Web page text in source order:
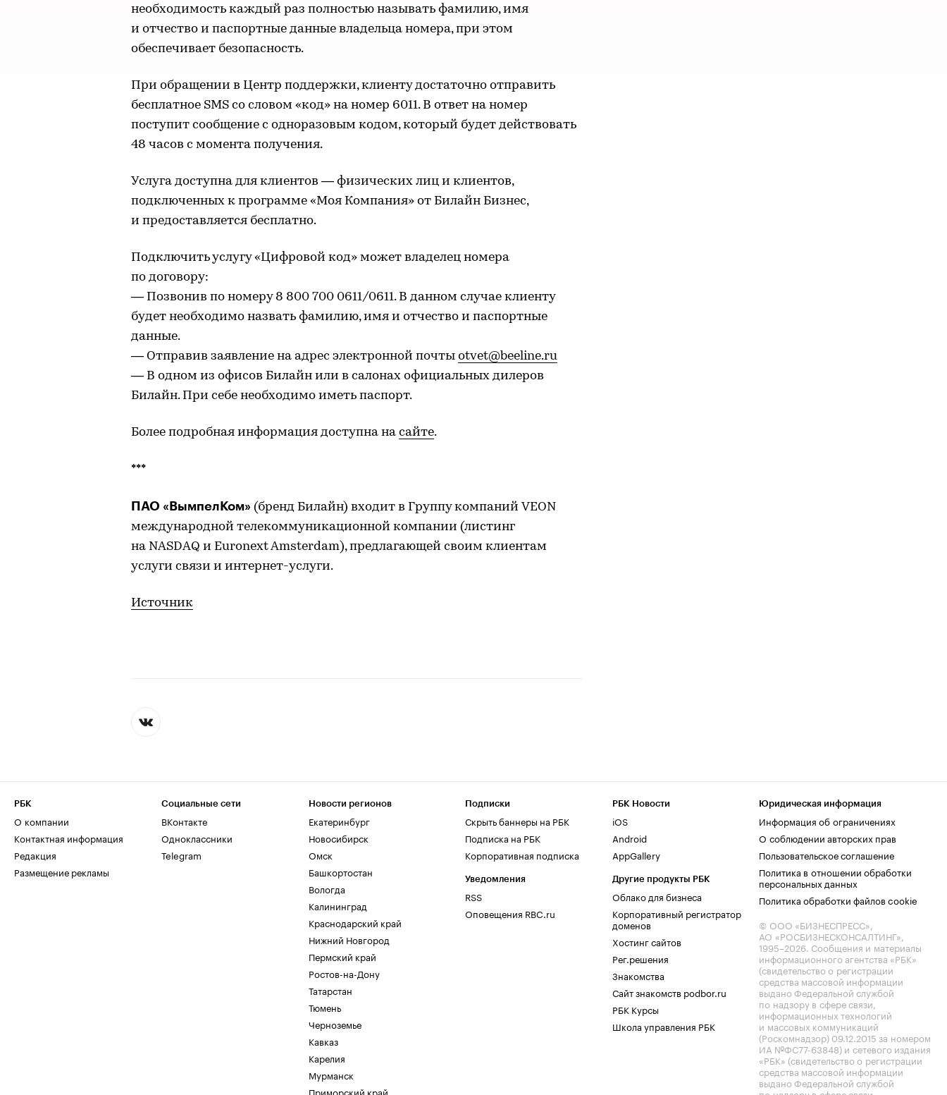
необходимость каждый раз полностью называть фамилию, имя
и отчество и паспортные данные владельца номера, при этом
обеспечивает безопасность.
При обращении в Центр поддержки, клиенту достаточно отправить
бесплатное SMS со словом «код» на номер 6011. В ответ на номер
поступит сообщение с одноразовым кодом, который будет действовать
48 часов с момента получения.
Услуга доступна для клиентов — физических лиц и клиентов,
подключенных к программе «Моя Компания» от Билайн Бизнес,
и предоставляется бесплатно.
Подключить услугу «Цифровой код» может владелец номера
по договору:
— Позвонив по номеру 8 800 700 0611/0611. В данном случае клиенту
будет необходимо назвать фамилию, имя и отчество и паспортные
данные.
— Отправив заявление на адрес электронной почты otvet@beeline.ru
— В одном из офисов Билайн или в салонах официальных дилеров
Билайн. При себе необходимо иметь паспорт.
Более подробная информация доступна на сайте.
***
ПАО «ВымпелКом» (бренд Билайн) входит в Группу компаний VEON
международной телекоммуникационной компании (листинг
на NASDAQ и Euronext Amsterdam), предлагающей своим клиентам
услуги связи и интернет-услуги.
Источник
РБК
О компании
Контактная информация
Редакция
Размещение рекламы
Социальные сети
ВКонтакте
Одноклассники
Telegram
Новости регионов
Екатеринбург
Новосибирск
Омск
Башкортостан
Вологда
Калининград
Краснодарский край
Нижний Новгород
Пермский край
Ростов-на-Дону
Татарстан
Тюмень
Черноземье
Кавказ
Карелия
Мурманск
Приморский край
Подписки
Скрыть баннеры на РБК
Подписка на РБК
Корпоративная подписка
Уведомления
RSS
Оповещения RBC.ru
РБК Новости
iOS
Android
AppGallery
Другие продукты РБК
Облако для бизнеса
Корпоративный регистратор
доменов
Хостинг сайтов
Рег.решения
Знакомства
Сайт знакомств podbor.ru
РБК Курсы
Школа управления РБК
Юридическая информация
Информация об ограничениях
О соблюдении авторских прав
Пользовательское соглашение
Политика в отношении обработки
персональных данных
Политика обработки файлов cookie
© ООО «БИЗНЕСПРЕСС»,
АО «РОСБИЗНЕСКОНСАЛТИНГ»,
1995–2026. Сообщения и материалы
информационного агентства «РБК»
(свидетельство о регистрации
средства массовой информации
выдано Федеральной службой
по надзору в сфере связи,
информационных технологий
и массовых коммуникаций
(Роскомнадзор) 09.12.2015 за номером
ИА №ФС77-63848) и сетевого издания
«РБК» (свидетельство о регистрации
средства массовой информации
выдано Федеральной службой